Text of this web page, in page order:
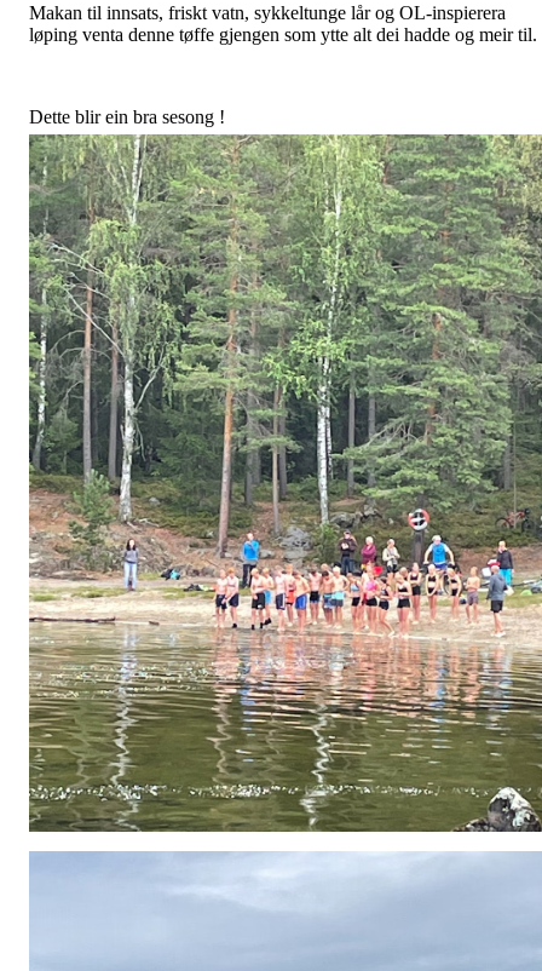
Makan til innsats, friskt vatn, sykkeltunge lår og OL-inspierera
løping venta denne tøffe gjengen som ytte alt dei hadde og meir til.
Dette blir ein bra sesong !